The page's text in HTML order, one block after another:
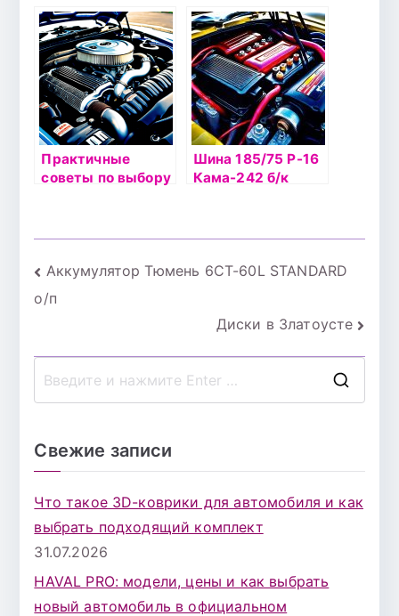
при покупке
подержанного
авто: полезные
советы
минимальным
расходом
топлива:
экономные
варианты
Практичные
советы по выбору
Шина 185/75 Р-16
Кама-242 б/к
Навигация
по
записям
Аккумулятор Тюмень 6СТ-60L STANDARD
о/п
Диски в Златоусте
Свежие записи
Что такое 3D-коврики для автомобиля и как
выбрать подходящий комплект
31.07.2026
HAVAL PRO: модели, цены и как выбрать
новый автомобиль в официальном